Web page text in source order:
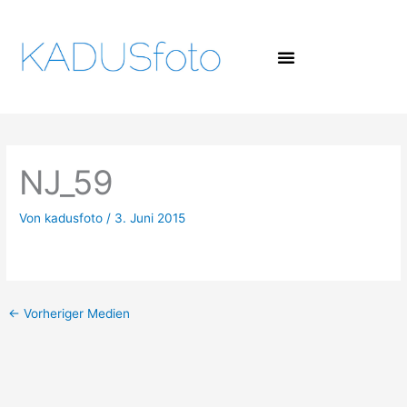
springen
NJ_59
Von kadusfoto / 3. Juni 2015
← Vorheriger Medien